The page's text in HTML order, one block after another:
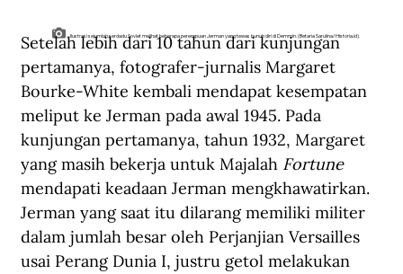
Ilustrasi sejumlah serdadu Soviet melihat beberapa perempuan Jerman yang tewas bunuh diri di Demmin. (Betaria Sarulina/Historia.id).
Setelah lebih dari 10 tahun dari kunjungan
pertamanya, fotografer-jurnalis Margaret
Bourke-White kembali mendapat kesempatan
meliput ke Jerman pada awal 1945. Pada
kunjungan pertamanya, tahun 1932, Margaret
yang masih bekerja untuk Majalah Fortune
mendapati keadaan Jerman mengkhawatirkan.
Jerman yang saat itu dilarang memiliki militer
dalam jumlah besar oleh Perjanjian Versailles
usai Perang Dunia I, justru getol melakukan